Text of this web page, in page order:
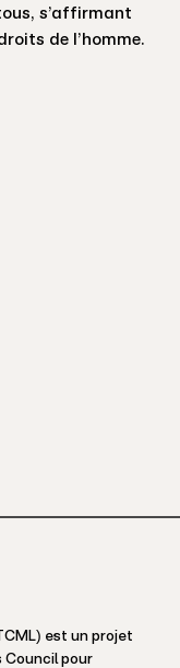
s’affirmant
de l’homme.
est un projet
Council pour